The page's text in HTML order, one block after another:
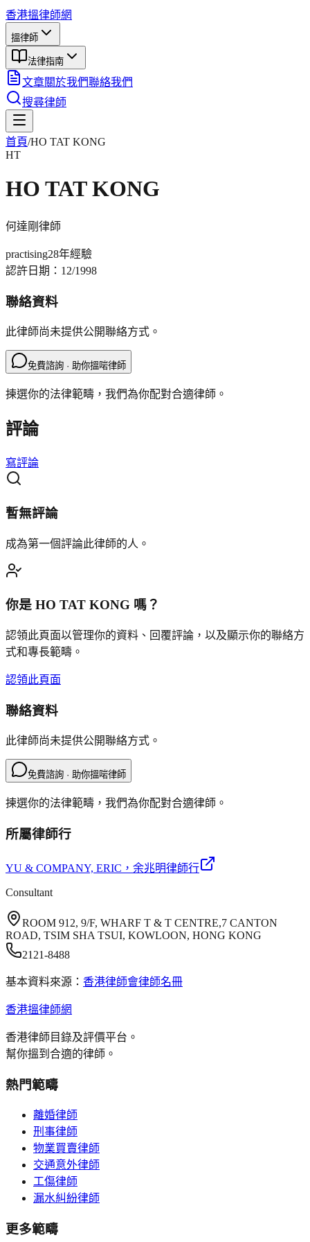
香港搵律師網
搵律師
法律指南
文章關於我們聯絡我們
搜尋律師
首頁/HO TAT KONG
HT
HO TAT KONG
何達剛律師
practising28年經驗
認許日期： 12/1998
聯絡資料
此律師尚未提供公開聯絡方式。
免費諮詢 · 助你搵啱律師
揀選你的法律範疇，我們為你配對合適律師。
評論
寫評論
暫無評論
成為第一個評論此律師的人。
你是 HO TAT KONG 嗎？
認領此頁面以管理你的資料、回覆評論，以及顯示你的聯絡方
式和專長範疇。
認領此頁面
聯絡資料
此律師尚未提供公開聯絡方式。
免費諮詢 · 助你搵啱律師
揀選你的法律範疇，我們為你配對合適律師。
所屬律師行
YU & COMPANY, ERIC ，余兆明律師行
Consultant
ROOM 912, 9/F, WHARF T & T CENTRE,7 CANTON
ROAD, TSIM SHA TSUI, KOWLOON, HONG KONG
2121-8488
基本資料來源： 香港律師會律師名冊
香港搵律師網
香港律師目錄及評價平台。
幫你搵到合適的律師。
熱門範疇
離婚律師
刑事律師
物業買賣律師
交通意外律師
工傷律師
漏水糾紛律師
更多範疇